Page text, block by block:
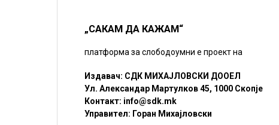
„САКАМ ДА КАЖАМ“
платформа за слободоумни е проект на
Издавач: СДК МИХАЈЛОВСКИ ДООЕЛ
Ул. Александар Мартулков 45, 1000 Скопје
Контакт: info@sdk.mk
Управител: Горан Михајловски